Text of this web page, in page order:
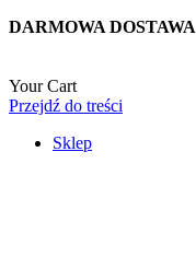
DARMOWA DOSTAWA
Your Cart
Przejdź do treści
Sklep